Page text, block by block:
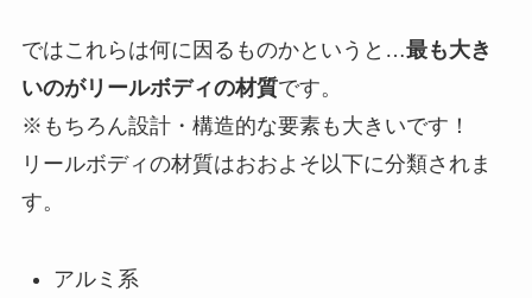
ではこれらは何に因るものかというと…最も大き
いのがリールボディの材質です。
※もちろん設計・構造的な要素も大きいです！
リールボディの材質はおおよそ以下に分類されま
す。
アルミ系